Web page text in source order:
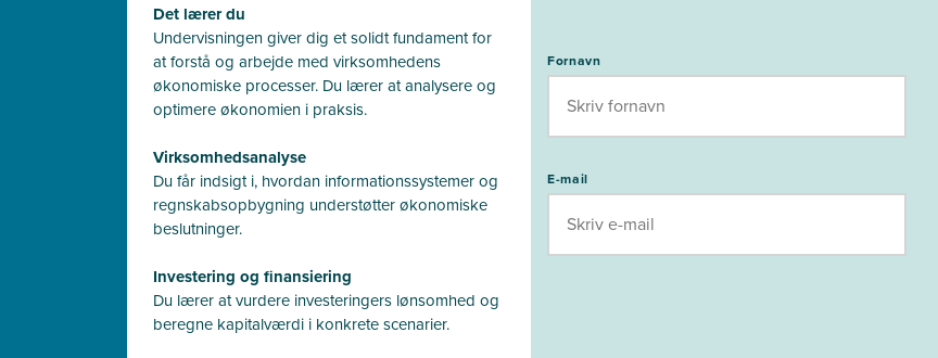
Det lærer du
Undervisningen giver dig et solidt fundament for
at forstå og arbejde med virksomhedens
økonomiske processer. Du lærer at analysere og
optimere økonomien i praksis.
Virksomhedsanalyse
Du får indsigt i, hvordan informationssystemer og
regnskabsopbygning understøtter økonomiske
beslutninger.
Investering og finansiering
Du lærer at vurdere investeringers lønsomhed og
beregne kapitalværdi i konkrete scenarier.
Fornavn
E-mail